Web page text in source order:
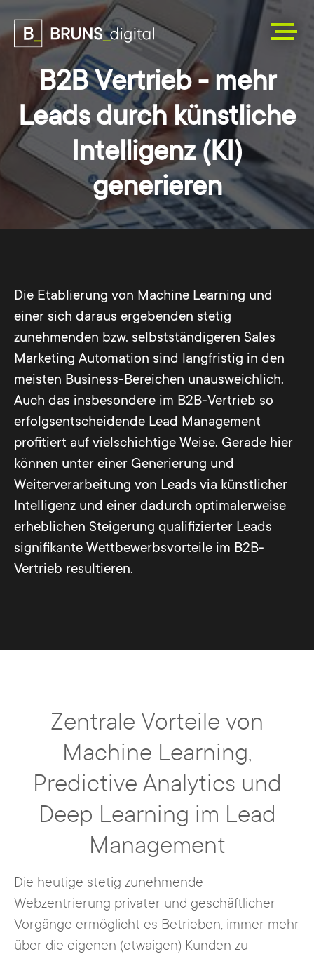
B2B Vertrieb - mehr
Leads durch künstliche
Intelligenz (KI)
generieren
Die Etablierung von Machine Learning und
einer sich daraus ergebenden stetig
zunehmenden bzw. selbstständigeren Sales
Marketing Automation sind langfristig in den
meisten Business-Bereichen unausweichlich.
Auch das insbesondere im B2B-Vertrieb so
erfolgsentscheidende Lead Management
profitiert auf vielschichtige Weise. Gerade hier
können unter einer Generierung und
Weiterverarbeitung von Leads via künstlicher
Intelligenz und einer dadurch optimalerweise
erheblichen Steigerung qualifizierter Leads
signifikante Wettbewerbsvorteile im B2B-
Vertrieb resultieren.
Zentrale Vorteile von
Machine Learning,
Predictive Analytics und
Deep Learning im Lead
Management
Die heutige stetig zunehmende
Webzentrierung privater und geschäftlicher
Vorgänge ermöglicht es Betrieben, immer mehr
über die eigenen (etwaigen) Kunden zu